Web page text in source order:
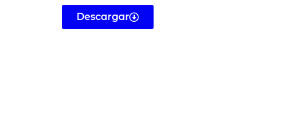
Descargar